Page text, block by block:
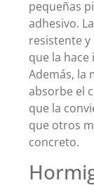
pequeñas
adhesivo.
resistente
que la hace
Además, la
absorbe el
que la
que otros
concreto.